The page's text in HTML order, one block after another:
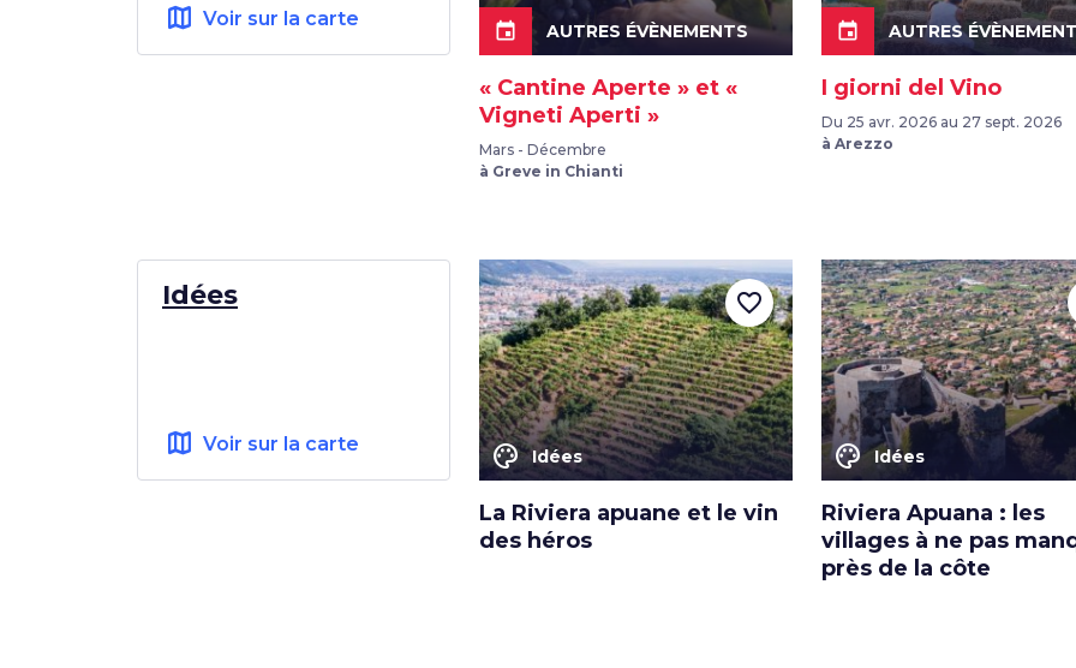
map Voir sur la carte
event AUTRES ÉVÈNEMENTS
« Cantine Aperte » et «
Vigneti Aperti »
Mars - Décembre
à Greve in Chianti
event AUTRES
I giorni del Vino
Du 25 avr. 2026 au 27 sept. 2026
à Arezzo
Idées
map Voir sur la carte color_lens Idées
La Riviera apuane et le vin
des héros
favorite_border
color_lens Idées
Riviera Apuana : les
villages à ne pas
près de la côte